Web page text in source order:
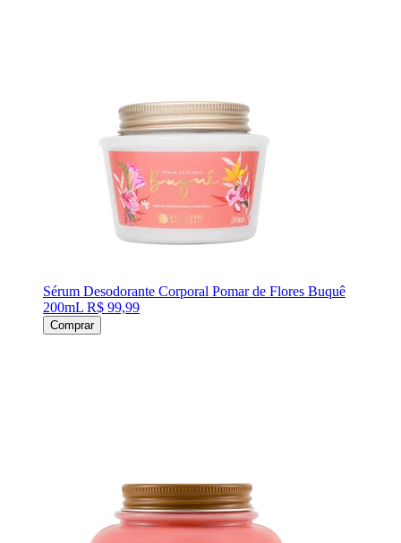
Sérum Desodorante Corporal Pomar de Flores Buquê
200mL R$ 99,99
Comprar